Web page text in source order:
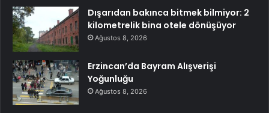
Dışarıdan bakınca bitmek bilmiyor: 2
kilometrelik bina otele dönüşüyor
Ağustos 8, 2026
Erzincan’da Bayram Alışverişi
Yoğunluğu
Ağustos 8, 2026